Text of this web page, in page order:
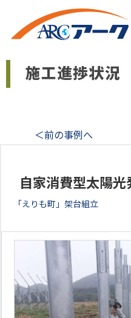
＜前の事例へ
自家消費型太陽光
「えりも町」架台組立